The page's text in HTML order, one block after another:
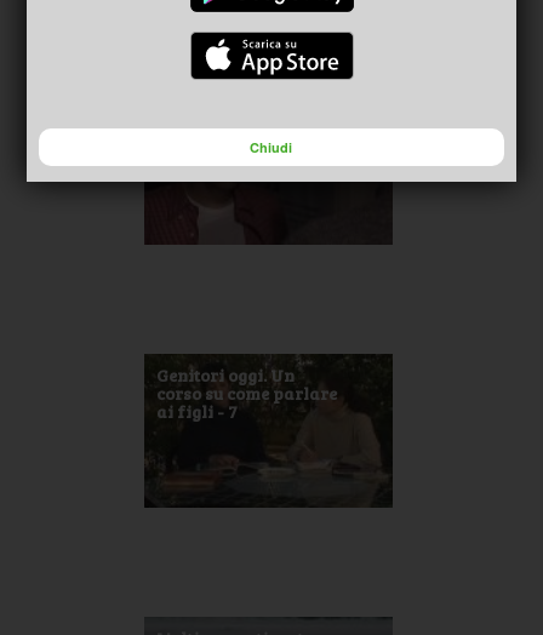
corso su come parlare
Genitori oggi. Un
corso su come parlare
ai figli - 7
Chiudi